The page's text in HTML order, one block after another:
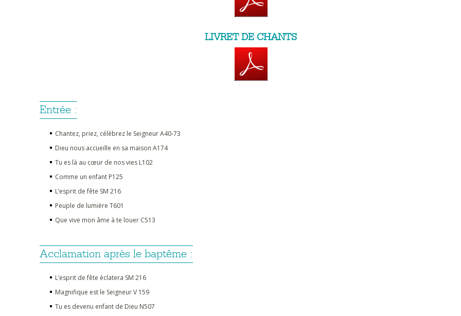
LIVRET DE CHANTS
Entrée :
Chantez, priez, célébrez le Seigneur A40-73
Dieu nous accueille en sa maison A174
Tu es là au cœur de nos vies L102
Comme un enfant P125
L’esprit de fête SM 216
Peuple de lumière T601
Que vive mon âme à te louer C513
Acclamation après le baptême :
L’esprit de fête éclatera SM 216
Magnifique est le Seigneur V 159
Tu es devenu enfant de Dieu N507